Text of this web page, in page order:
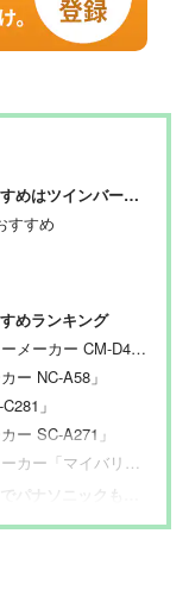
【MONOQLOが検証】
すすめ
めランキング
カー CM-D457B」
ー NC-A58」
」
ー SC-A271」
「マイバリスタ」
ソニックもあり